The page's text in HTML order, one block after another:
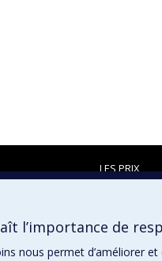
LES PRIX
l’importance de
nous permet d’améliorer